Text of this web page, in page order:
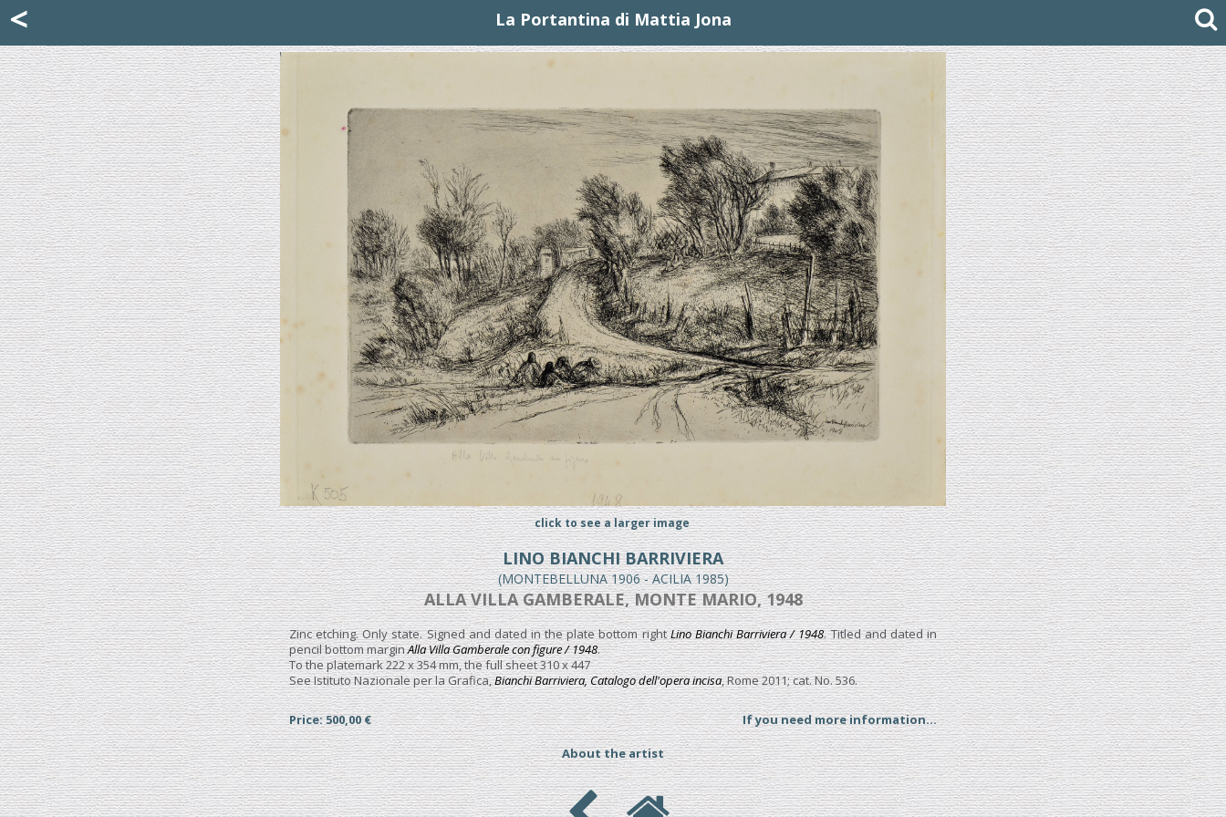
< La Portantina di Mattia Jona
click to see a larger image
LINO BIANCHI BARRIVIERA
(MONTEBELLUNA 1906 - ACILIA 1985)
ALLA VILLA GAMBERALE, MONTE MARIO, 1948
Zinc etching. Only state. Signed and dated in the plate bottom rightLino Bianchi Barriviera / 1948. Titled and dated in
pencil bottom marginAlla Villa Gamberale con figure / 1948.
To the platemark 222 x 354 mm, the full sheet 310 x 447
See Istituto Nazionale per la Grafica,Bianchi Barriviera, Catalogo dell'opera incisa, Rome 2011; cat. No. 536.
Price: 500,00 € If you need more information...
About the artist